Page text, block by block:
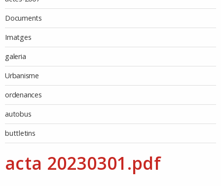
Documents
Imatges
galeria
Urbanisme
ordenances
autobus
buttletins
acta 20230301.pdf